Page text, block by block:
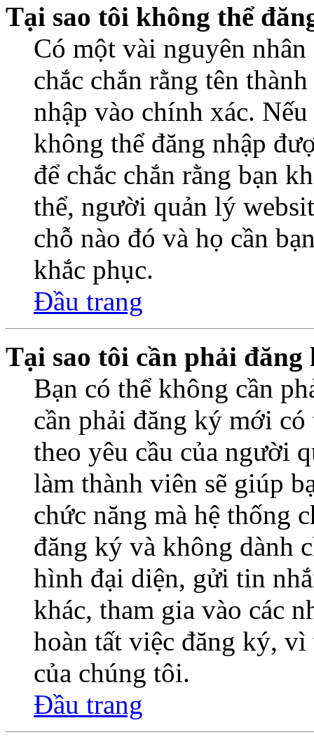
Tại sao tôi không thể
Có một vài nguyên
chắc chắn rằng tên
nhập vào chính xác.
không thể đăng nhập
để chắc chắn rằng bạn
thể, người quản lý
chỗ nào đó và họ cần
khắc phục.
Đầu trang
Tại sao tôi cần phải
Bạn có thể không cần
cần phải đăng ký mới
theo yêu cầu của người
làm thành viên sẽ giúp
chức năng mà hệ thống
đăng ký và không dành
hình đại diện, gửi tin
khác, tham gia vào các
hoàn tất việc đăng ký,
của chúng tôi.
Đầu trang